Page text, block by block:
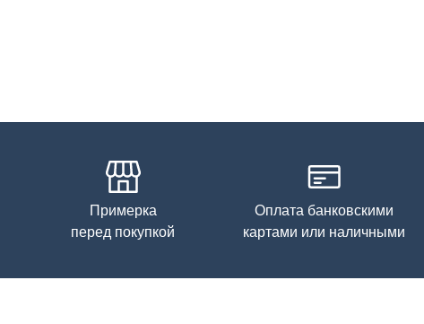
Примерка
перед покупкой
Оплата банковскими
картами или наличными